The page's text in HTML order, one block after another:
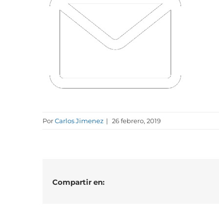
PorCarlos Jimenez | 26 febrero, 2019
Compartir en: